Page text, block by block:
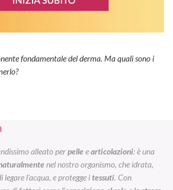
fondamentale del derma. Ma quali sono i
alleato perpelleearticolazioni: è una
nel nostro organismo, che idrata,
l’acqua, e protegge itessuti. Con